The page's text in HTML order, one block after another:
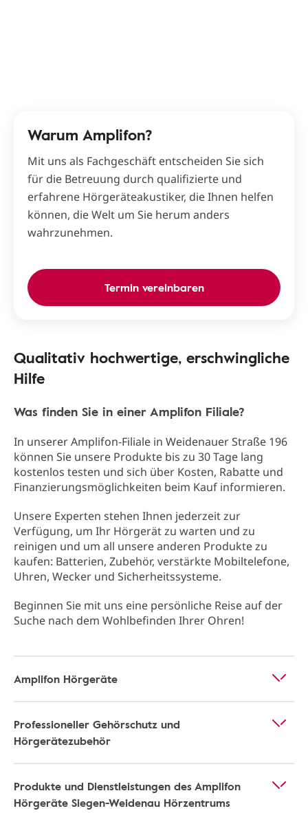
Warum Amplifon?
Mit uns als Fachgeschäft entscheiden Sie sich
für die Betreuung durch qualifizierte und
erfahrene Hörgeräteakustiker, die Ihnen helfen
können, die Welt um Sie herum anders
wahrzunehmen.
Termin vereinbaren
Qualitativ hochwertige, erschwingliche
Hilfe
Was finden Sie in einer Amplifon Filiale?
In unserer Amplifon-Filiale in Weidenauer Straße 196
können Sie unsere Produkte bis zu 30 Tage lang
kostenlos testen und sich über Kosten, Rabatte und
Finanzierungsmöglichkeiten beim Kauf informieren.
Unsere Experten stehen Ihnen jederzeit zur
Verfügung, um Ihr Hörgerät zu warten und zu
reinigen und um all unsere anderen Produkte zu
kaufen: Batterien, Zubehör, verstärkte Mobiltelefone,
Uhren, Wecker und Sicherheitssysteme.
Beginnen Sie mit uns eine persönliche Reise auf der
Suche nach dem Wohlbefinden Ihrer Ohren!
Amplifon Hörgeräte
Professioneller Gehörschutz und
Hörgerätezubehör
Produkte und Dienstleistungen des Amplifon
Hörgeräte Siegen-Weidenau Hörzentrums